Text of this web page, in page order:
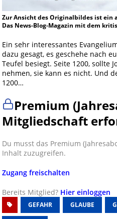
Zur Ansicht des Originalbildes ist ein
Das News-Blog-Magazin mit dem
Ein sehr interessantes
dazu gesagt, es geschehe nach
Teufel besiegt. Seite 1200, sollte
nehmen, sie kann es nicht. Und
1200…
Premium
Mitgliedschaft
Du musst das Premium
Inhalt zuzugreifen.
Zugang freischalten
Bereits Mitglied? Hier einloggen
GEFAHR GLAUBE